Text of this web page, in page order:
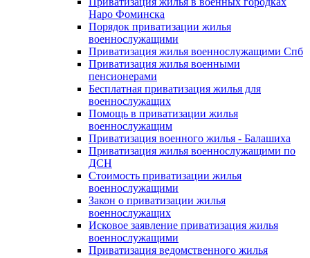
Наро Фоминска
Порядок приватизации жилья
военнослужащими
Приватизация жилья военнослужащими Спб
Приватизация жилья военными
пенсионерами
Бесплатная приватизация жилья для
военнослужащих
Помощь в приватизации жилья
военнослужащим
Приватизация военного жилья - Балашиха
Приватизация жилья военнослужащими по
ДСН
Стоимость приватизации жилья
военнослужащими
Закон о приватизации жилья
военнослужащих
Исковое заявление приватизация жилья
военнослужащими
Приватизация ведомственного жилья